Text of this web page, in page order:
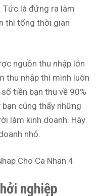
Tức là đứng ra làm
thì tổng thời gian
nguồn thu nhập lớn
thu nhập thì mình luôn
tiền bạn thu về 90%
cũng thấy những
làm kinh doanh. Hãy
nhỏ.
nghiệp